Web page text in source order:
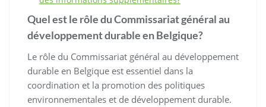
Quel est le rôle du Commissariat général au
développement durable en Belgique?
Le rôle du Commissariat général au développement
durable en Belgique est essentiel dans la
coordination et la promotion des politiques
environnementales et de développement durable.